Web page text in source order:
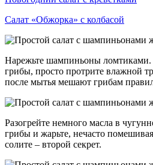
Салат «Обжорка» с колбасой
Нарежьте шампиньоны ломтиками.
грибы, просто протрите влажной
после мытья мешают грибам
Разогрейте немного масла в
грибы и жарьте, нечасто
солите – второй секрет.